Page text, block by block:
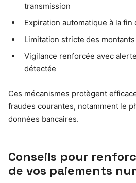
transmission
Expiration automatique à la
Limitation stricte des
Vigilance renforcée avec
détectée
Ces mécanismes protègent
fraudes courantes, notamment le
données bancaires.
Conseils pour
de vos paiements